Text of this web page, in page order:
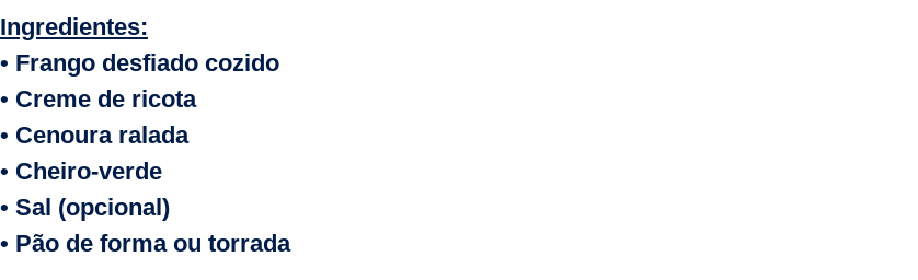
Ingredientes:
• Frango desfiado cozido
• Creme de ricota
• Cenoura ralada
• Cheiro-verde
• Sal (opcional)
• Pão de forma ou torrada